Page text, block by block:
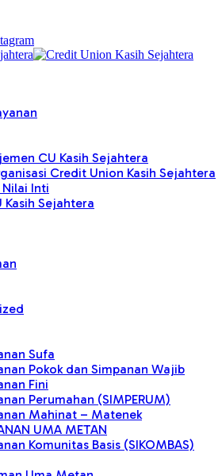
CU Kasih Sejahtera
Credit Union Kasih Sejahtera
Inti
Kasih Sejahtera
Sufa
Pokok dan Simpanan Wajib
Fini
Perumahan (SIMPERUM)
Mahinat – Matenek
UMA METAN
Komunitas Basis (SIKOMBAS)